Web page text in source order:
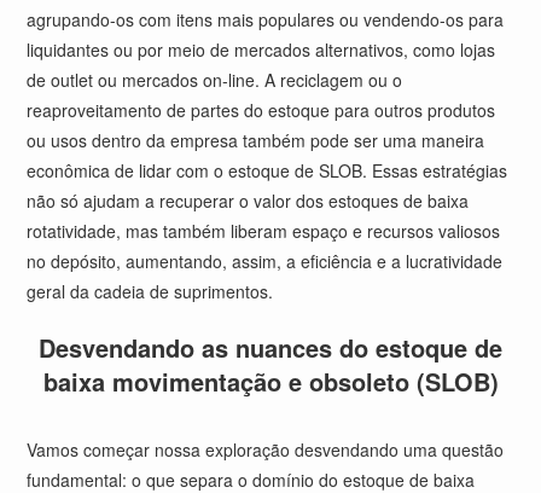
agrupando-os com itens mais populares ou vendendo-os para
liquidantes ou por meio de mercados alternativos, como lojas
de outlet ou mercados on-line. A reciclagem ou o
reaproveitamento de partes do estoque para outros produtos
ou usos dentro da empresa também pode ser uma maneira
econômica de lidar com o estoque de SLOB. Essas estratégias
não só ajudam a recuperar o valor dos estoques de baixa
rotatividade, mas também liberam espaço e recursos valiosos
no depósito, aumentando, assim, a eficiência e a lucratividade
geral da cadeia de suprimentos.
Desvendando as nuances do estoque de
baixa movimentação e obsoleto (SLOB)
Vamos começar nossa exploração desvendando uma questão
fundamental: o que separa o domínio do estoque de baixa